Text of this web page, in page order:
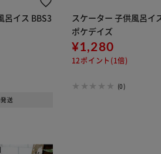
呂イス BBS3
送
スケーター 子供風呂イ
ポケデイズ
¥1,280
12ポイント(1倍)
(0)